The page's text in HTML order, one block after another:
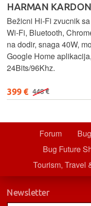
HARMAN
Bežicni Hi-Fi zvucnik
Wi-Fi, Bluetooth,
na dodir, snaga 40W,
Google Home
24Bits/96Khz.
399 € 448 €
Forum Bug
Bug Future
Tourism, Travel
Newsletter